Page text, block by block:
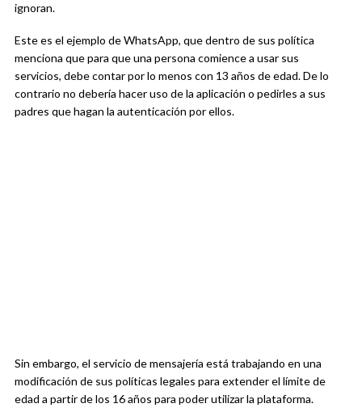
ignoran.
Este es el ejemplo de WhatsApp, que dentro de sus política
menciona que para que una persona comience a usar sus
servicios, debe contar por lo menos con 13 años de edad. De lo
contrario no debería hacer uso de la aplicación o pedirles a sus
padres que hagan la autenticación por ellos.
Sin embargo, el servicio de mensajería está trabajando en una
modificación de sus políticas legales para extender el límite de
edad a partir de los 16 años para poder utilizar la plataforma.